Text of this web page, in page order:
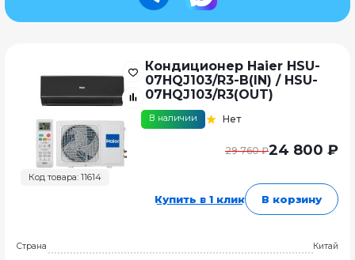
Код товара: 11614
Кондиционер Haier HSU-
07HQJ103/R3-B(IN) / HSU-
07HQJ103/R3(OUT)
В наличии Нет
29 760 ₽24 800 ₽
Купить в 1 клик В корзину
Страна
Китай